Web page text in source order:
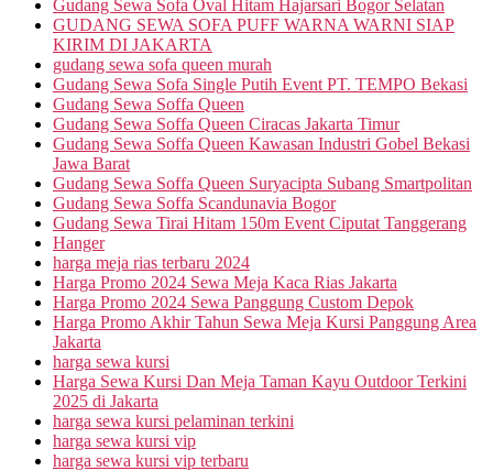
Gudang Sewa Sofa Oval Hitam Hajarsari Bogor Selatan
GUDANG SEWA SOFA PUFF WARNA WARNI SIAP
KIRIM DI JAKARTA
gudang sewa sofa queen murah
Gudang Sewa Sofa Single Putih Event PT. TEMPO Bekasi
Gudang Sewa Soffa Queen
Gudang Sewa Soffa Queen Ciracas Jakarta Timur
Gudang Sewa Soffa Queen Kawasan Industri Gobel Bekasi
Jawa Barat
Gudang Sewa Soffa Queen Suryacipta Subang Smartpolitan
Gudang Sewa Soffa Scandunavia Bogor
Gudang Sewa Tirai Hitam 150m Event Ciputat Tanggerang
Hanger
harga meja rias terbaru 2024
Harga Promo 2024 Sewa Meja Kaca Rias Jakarta
Harga Promo 2024 Sewa Panggung Custom Depok
Harga Promo Akhir Tahun Sewa Meja Kursi Panggung Area
Jakarta
harga sewa kursi
Harga Sewa Kursi Dan Meja Taman Kayu Outdoor Terkini
2025 di Jakarta
harga sewa kursi pelaminan terkini
harga sewa kursi vip
harga sewa kursi vip terbaru